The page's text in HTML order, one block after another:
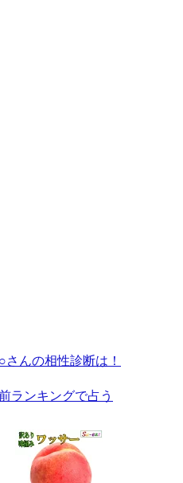
んの相性診断は！
ランキングで占う